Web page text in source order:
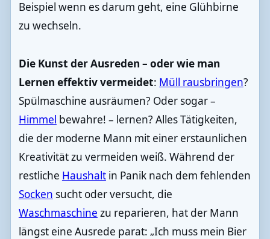
Beispiel wenn es darum geht, eine Glühbirne
zu wechseln.
Die Kunst der Ausreden – oder wie man
Lernen effektiv vermeidet: Müll rausbringen?
Spülmaschine ausräumen? Oder sogar –
Himmel bewahre! – lernen? Alles Tätigkeiten,
die der moderne Mann mit einer erstaunlichen
Kreativität zu vermeiden weiß. Während der
restliche Haushaltin Panik nach dem fehlenden
Socken sucht oder versucht, die
Waschmaschine zu reparieren, hat der Mann
längst eine Ausrede parat: „Ich muss mein Bier